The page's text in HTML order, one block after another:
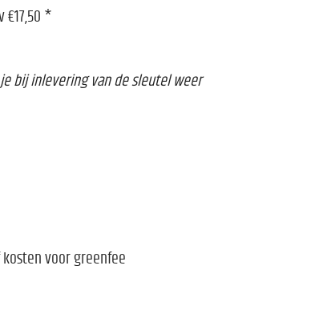
€17,50 *
bij inlevering van de sleutel weer
kosten voor greenfee